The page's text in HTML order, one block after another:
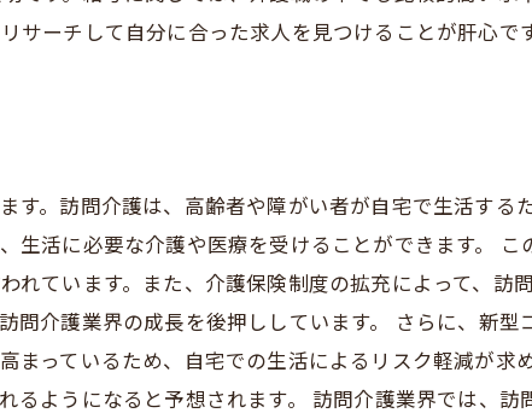
ーチして自分に合った求人を見つけることが肝心です
す。訪問介護は、高齢者や障がい者が自宅で生活する
生活に必要な介護や医療を受けることができます。 こ
れています。また、介護保険制度の拡充によって、訪
問介護業界の成長を後押ししています。 さらに、新型
まっているため、自宅での生活によるリスク軽減が求
るようになると予想されます。 訪問介護業界では、訪